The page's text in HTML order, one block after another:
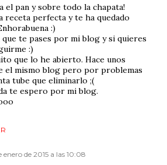
el pan y sobre todo la chapata!
receta perfecta y te ha quedado
:)
te pases por mi blog y si quieres
:)
que lo he abierto. Hace unos
el mismo blog pero por problemas
tube que eliminarlo ;(
te espero por mi blog.
enero de 2015 a las 10:08